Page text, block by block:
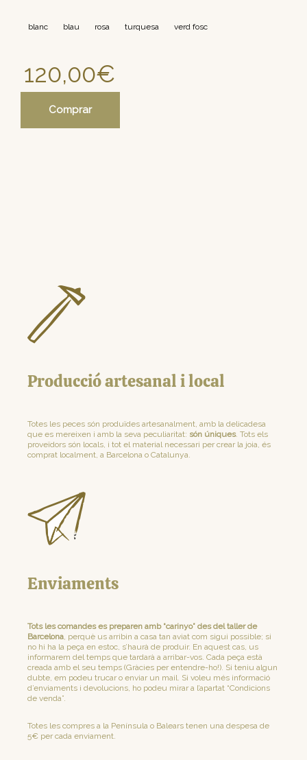
blanc blau rosa turquesa verd fosc
120,00€
Comprar
Producció artesanal i local
Totes les peces són produïdes artesanalment, amb la delicadesa
que es mereixen i amb la seva peculiaritat: són úniques. Tots els
proveïdors són locals, i tot el material necessari per crear la joia, és
comprat localment, a Barcelona o Catalunya.
Enviaments
Tots les comandes es preparen amb “carinyo” des del taller de
Barcelona, perquè us arribin a casa tan aviat com sigui possible; si
no hi ha la peça en estoc, s’haurà de produir. En aquest cas, us
informarem del temps que tardarà a arribar-vos. Cada peça està
creada amb el seu temps (Gràcies per entendre-ho!). Si teniu algun
dubte, em podeu trucar o enviar un mail. Si voleu més informació
d’enviaments i devolucions, ho podeu mirar a l’apartat “Condicions
de venda”.
Totes les compres a la Península o Balears tenen una despesa de
5€ per cada enviament.